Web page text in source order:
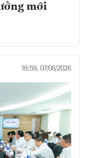
mới
18:59, 07/08/2026